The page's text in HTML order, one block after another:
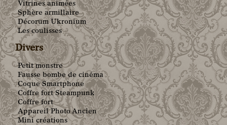
Vitrines animées
Sphère armillaire
Décorum Ukronium
Les coulisses
Divers
Petit monstre
Fausse bombe de cinéma
Coque Smartphone
Coffre fort Steampunk
Coffre fort
Appareil Photo Ancien
Mini créations